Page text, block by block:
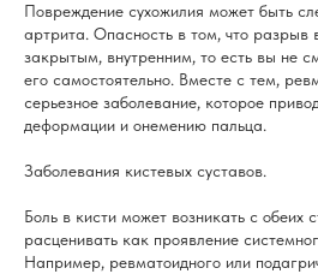
Повреждение сухожилия может быть
артрита. Опасность в том, что разрыв
закрытым, внутренним, то есть вы не
его самостоятельно. Вместе с тем,
серьезное заболевание, которое
деформации и онемению пальца.
Заболевания кистевых суставов.
Боль в кисти может возникать с обеих
расценивать как проявление
Например, ревматоидного или